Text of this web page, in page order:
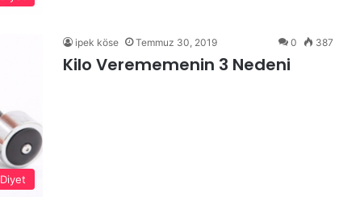
Diyet
ipek köse Temmuz 30, 2019 0 387
Kilo Verememenin 3 Nedeni